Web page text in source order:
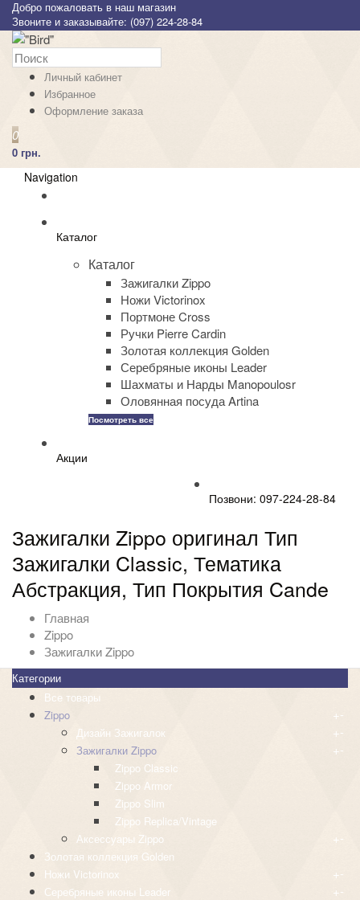
Добро пожаловать в наш магазин
Звоните и заказывайте: (097) 224-28-84
Личный кабинет
Избранное
Оформление заказа
0
0 грн.
Navigation
Каталог
Каталог
Зажигалки Zippo
Ножи Victorinox
Портмоне Cross
Ручки Pierre Cardin
Золотая коллекция Golden
Серебряные иконы Leader
Шахматы и Нарды Manopoulosr
Оловянная посуда Artina
Посмотреть все
Акции
Позвони: 097-224-28-84
Зажигалки Zippo оригинал Тип
Зажигалки Classic, Тематика
Абстракция, Тип Покрытия Cande
Главная
Zippo
Зажигалки Zippo
Категории
Все товары
Zippo
+-
Дизайн Зажигалок +-
Зажигалки Zippo +-
Zippo Classic
Zippo Armor
Zippo Slim
Zippo Replica/Vintage
Аксессуары Zippo
+-
Золотая коллекция Golden
Ножи Victorinox
+-
Серебряные иконы Leader +-